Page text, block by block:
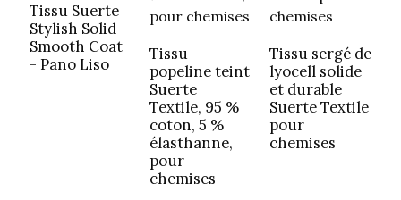
Tissu Suerte
Stylish Solid
Smooth Coat
- Pano Liso
Tissu
popeline teint
Suerte
Textile, 95 %
coton, 5 %
élasthanne,
pour
chemises
Tissu sergé de
lyocell solide
et durable
Suerte Textile
pour
chemises